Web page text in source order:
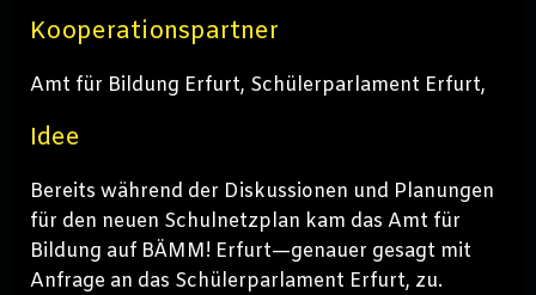
Kooperationspartner
Amt für Bildung Erfurt, Schülerparlament Erfurt,
Idee
Bereits während der Diskussionen und Planungen
für den neuen Schulnetzplan kam das Amt für
Bildung auf BÄMM! Erfurt—genauer gesagt mit
Anfrage an das Schülerparlament Erfurt, zu.